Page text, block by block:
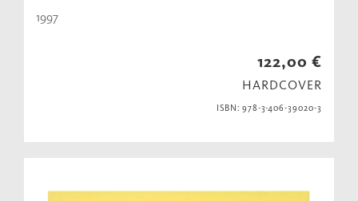
1997
122,00 €
HARDCOVER
ISBN: 978-3-406-39020-3